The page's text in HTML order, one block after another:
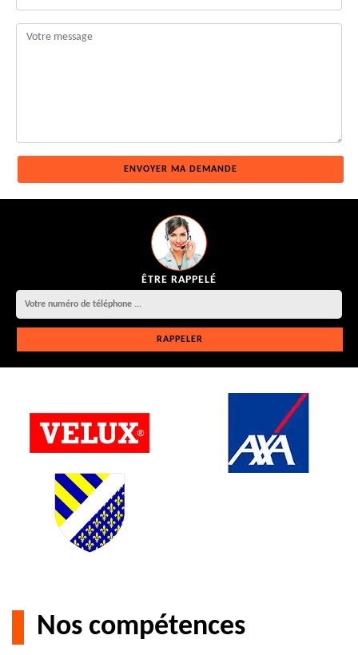
ÊTRE RAPPELÉ
Nos compétences